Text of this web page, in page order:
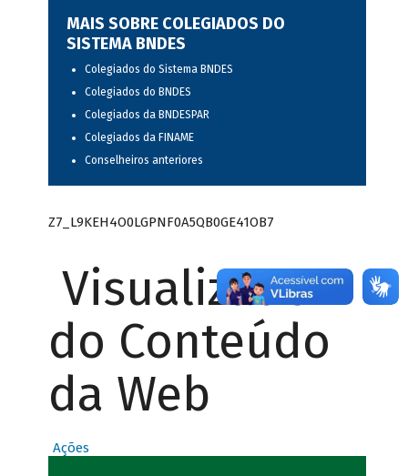
MAIS SOBRE COLEGIADOS DO
SISTEMA BNDES
Colegiados do Sistema BNDES
Colegiados do BNDES
Colegiados da BNDESPAR
Colegiados da FINAME
Conselheiros anteriores
Z7_L9KEH4O0LGPNF0A5QB0GE41OB7
Visualizador
do Conteúdo
da Web
Ações